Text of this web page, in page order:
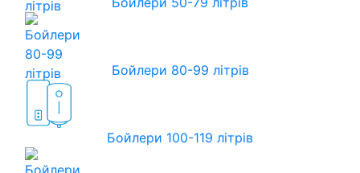
Бойлери 80-99 літрів
Бойлери 100-119 літрів